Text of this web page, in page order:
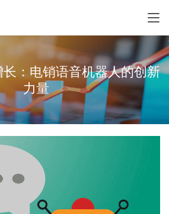
：电销语音机器人的创新
力量